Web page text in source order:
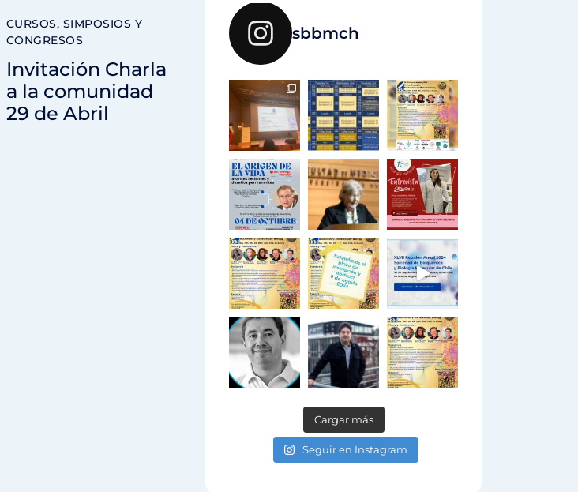
CURSOS, SIMPOSIOS Y
CONGRESOS
Invitación Charla
a la comunidad
29 de Abril
sbbmch
Cargar más
Seguir en Instagram